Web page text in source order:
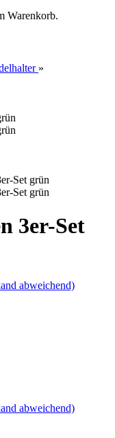
Warenkorb.
»
3er-Set
abweichend)
abweichend)